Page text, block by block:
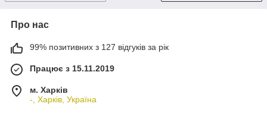
Про нас
99% позитивних з 127 відгуків за рік
Працює з 15.11.2019
м. Харків
-, Харків, Україна